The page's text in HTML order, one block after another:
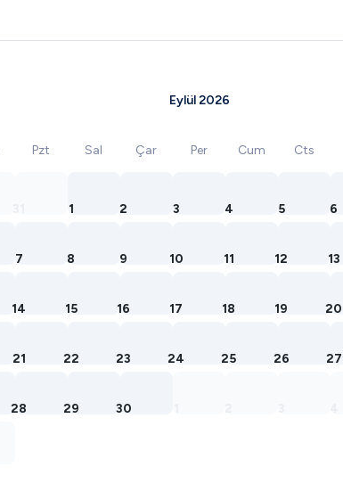
Eylül 2026
Pzt Sal Çar Per Cum Cts
1 2 3 4 5 6
7 8 9 10 11 12 13
14 15 16 17 18 19 20
21 22 23 24 25 26 27
28 29 30